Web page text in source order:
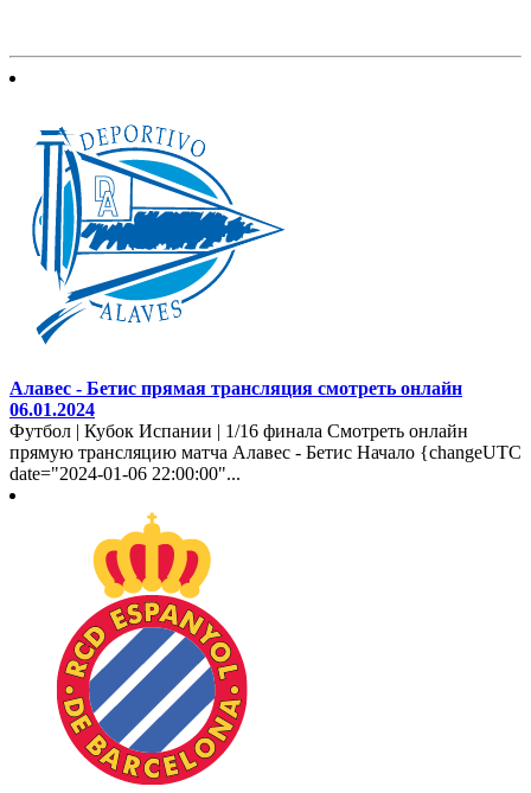
Алавес - Бетис прямая трансляция смотреть онлайн
06.01.2024
Футбол | Кубок Испании | 1/16 финала Смотреть онлайн
прямую трансляцию матча Алавес - Бетис Начало {changeUTC
date="2024-01-06 22:00:00"...